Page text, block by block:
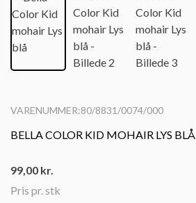
VARENUMMER:80/8831/0074/000
BELLA COLOR KID MOHAIR LYS BLÅ
Pris pr. stk
99,00 kr.